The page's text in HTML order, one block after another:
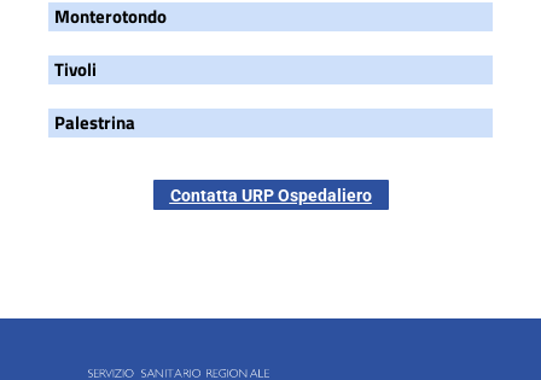
Monterotondo
Tivoli
Palestrina
Contatta URP Ospedaliero